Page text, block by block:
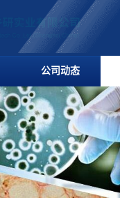
公司动态